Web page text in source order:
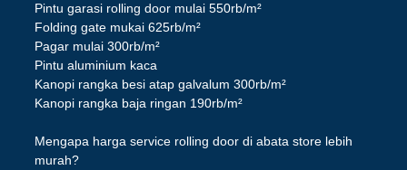
Pintu garasi rolling door mulai 550rb/m²
Folding gate mukai 625rb/m²
Pagar mulai 300rb/m²
Pintu aluminium kaca
Kanopi rangka besi atap galvalum 300rb/m²
Kanopi rangka baja ringan 190rb/m²
Mengapa harga service rolling door di abata store lebih
murah?